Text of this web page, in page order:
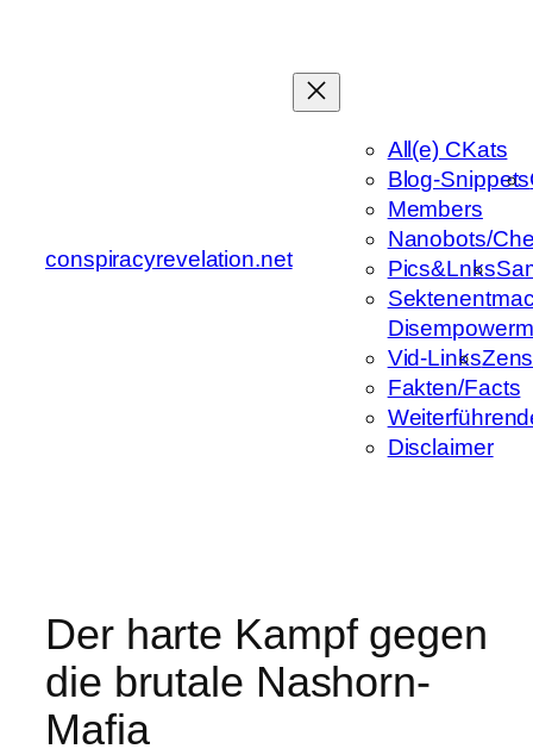
conspiracyrevelation.net
All(e) CKats
Blog-Snippets
Members
Nanobots/
Pics&Lnks
Vid-Links
Fakten/Facts
Disclaimer
Der harte Kampf gegen
die brutale Nashorn-
Mafia